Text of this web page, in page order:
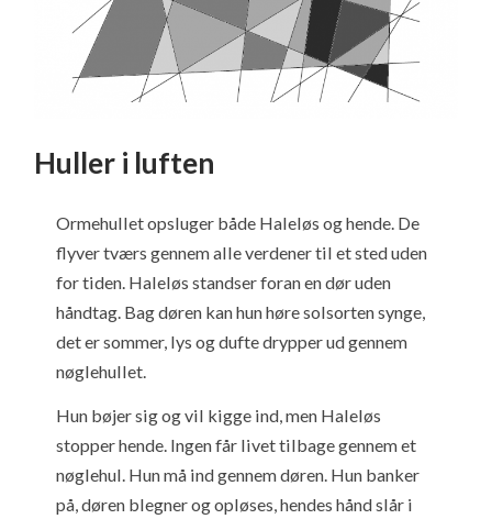
Huller i luften
Ormehullet opsluger både Haleløs og hende. De
flyver tværs gennem alle verdener til et sted uden
for tiden. Haleløs standser foran en dør uden
håndtag. Bag døren kan hun høre solsorten synge,
det er sommer, lys og dufte drypper ud gennem
nøglehullet.
Hun bøjer sig og vil kigge ind, men Haleløs
stopper hende. Ingen får livet tilbage gennem et
nøglehul. Hun må ind gennem døren. Hun banker
på, døren blegner og opløses, hendes hånd slår i